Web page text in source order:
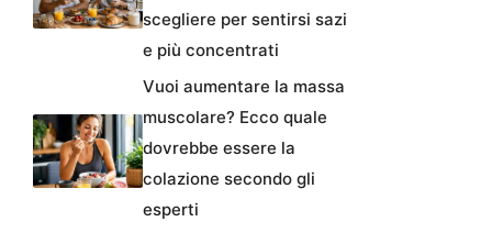
scegliere per sentirsi sazi
e più concentrati
Vuoi aumentare la massa
muscolare? Ecco quale
dovrebbe essere la
colazione secondo gli
esperti